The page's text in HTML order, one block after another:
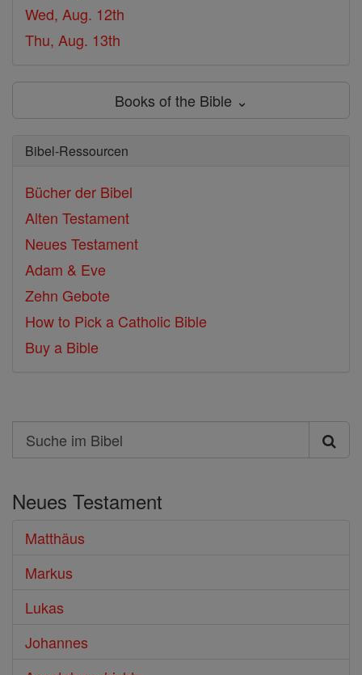
Wed, Aug. 12th
Thu, Aug. 13th
Books of the Bible ⌄
Bibel-Ressourcen
Bücher der Bibel
Alten Testament
Neues Testament
Adam & Eve
Zehn Gebote
How to Pick a Catholic Bible
Buy a Bible
Search
Suche
Bibel
Neues Testament
Matthäus
Markus
Lukas
Johannes